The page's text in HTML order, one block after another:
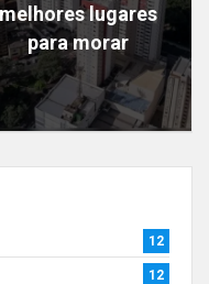
melhores lugares
para morar
12
12